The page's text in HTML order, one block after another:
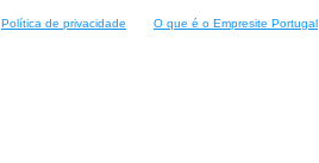
Política de privacidade O que é o Empresite Portugal